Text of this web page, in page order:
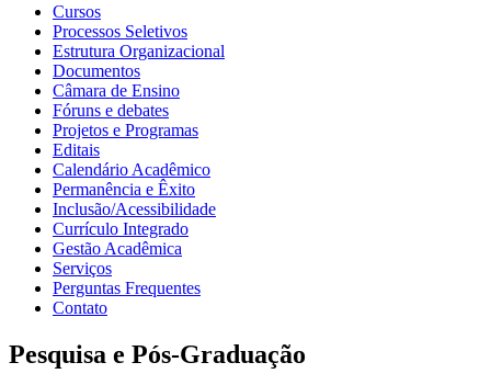
Cursos
Processos Seletivos
Estrutura Organizacional
Documentos
Câmara de Ensino
Fóruns e debates
Projetos e Programas
Editais
Calendário Acadêmico
Permanência e Êxito
Inclusão/Acessibilidade
Currículo Integrado
Gestão Acadêmica
Serviços
Perguntas Frequentes
Contato
Pesquisa e Pós-Graduação